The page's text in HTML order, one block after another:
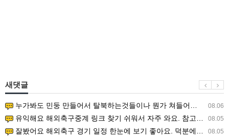
새댓글
08.06
누가봐도 민둥 만들어서 탈북하는것들이나 뭔가 쳐들어오는 낌새를 미리 알아차리기 위함이지 저걸 전쟁준비라고 하…
08.05
유익해요 해외축구중계 링크 찾기 쉬워서 자주 와요. 참고로 무료스포츠중계 정보 확인할 때 출처 꼭 체크해요.…
08.05
잘봤어요 해외축구 경기 일정 한눈에 보기 좋아요. 덕분에 epl중계 볼 때 공식 중계 채널 먼저 찾아봐요. …